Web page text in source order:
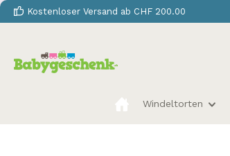
Hauptinhalt springen
Zur Suche springen
Zur Hauptnavigation springen
Kostenloser Versand ab CHF 200.00
Windeltorten